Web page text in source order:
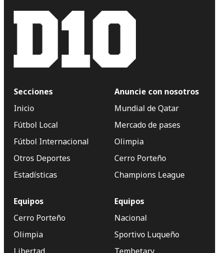
Secciones
Inicio
Fútbol Local
Fútbol Internacional
Otros Deportes
Estadísticas
Anuncie con nosotros
Mundial de Qatar
Mercado de pases
Olimpia
Cerro Porteño
Champions League
Equipos
Cerro Porteño
Olimpia
Equipos
Nacional
Sportivo Luqueño